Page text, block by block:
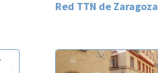
Red TTN de Zaragoza